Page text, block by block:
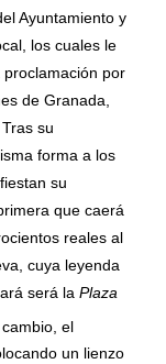
Ayuntamiento y
los cuales le
por
de Granada,
su
forma a los
su
que caerá
reales al
cuya leyenda
será la Plaza
cambio, el
un lienzo